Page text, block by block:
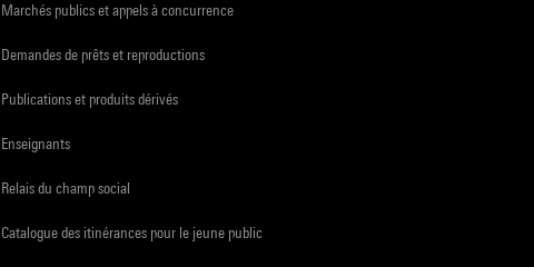
Marchés publics et appels à concurrence
Demandes de prêts et reproductions
Publications et produits dérivés
Enseignants
Relais du champ social
Catalogue des itinérances pour le jeune public